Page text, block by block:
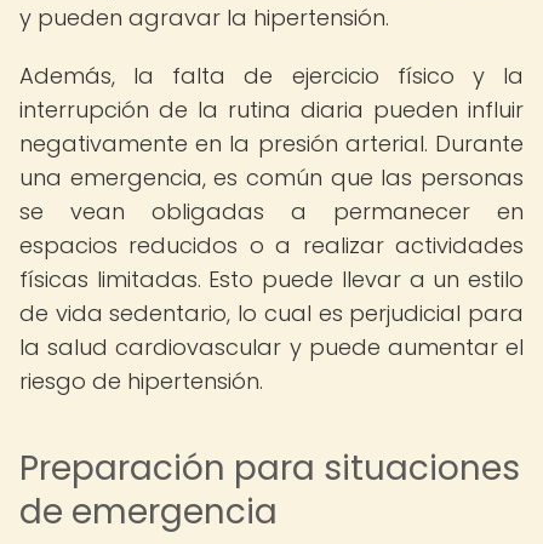
y pueden agravar la hipertensión.
Además, la falta de ejercicio físico y la
interrupción de la rutina diaria pueden influir
negativamente en la presión arterial. Durante
una emergencia, es común que las personas
se vean obligadas a permanecer en
espacios reducidos o a realizar actividades
físicas limitadas. Esto puede llevar a un estilo
de vida sedentario, lo cual es perjudicial para
la salud cardiovascular y puede aumentar el
riesgo de hipertensión.
Preparación para situaciones
de emergencia